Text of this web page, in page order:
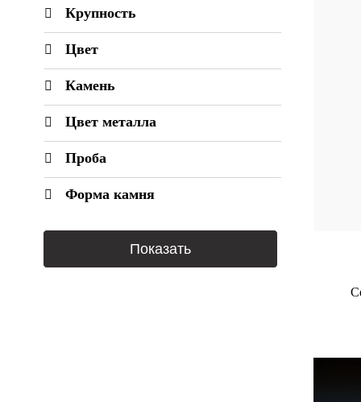
Крупность
Цвет
Камень
Цвет металла
Проба
Форма камня